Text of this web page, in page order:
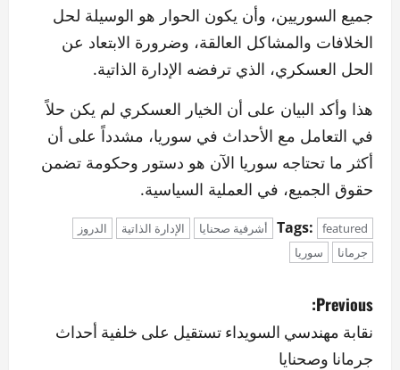
جميع السوريين، وأن يكون الحوار هو الوسيلة لحل
الخلافات والمشاكل العالقة، وضرورة الابتعاد عن
الحل العسكري، الذي ترفضه الإدارة الذاتية.
هذا وأكد البيان على أن الخيار العسكري لم يكن حلاً
في التعامل مع الأحداث في سوريا، مشدداً على أن
أكثر ما تحتاجه سوريا الآن هو دستور وحكومة تضمن
حقوق الجميع، في العملية السياسية.
Tags: featured أشرفية صحنايا الإدارة الذاتية
الدروز
جرمانا
سوريا
P
o
Previous:
نقابة مهندسي السويداء تستقيل على خلفية أحداث
جرمانا وصحنايا